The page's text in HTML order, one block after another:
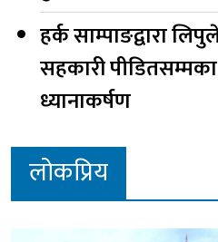
हर्क साम्पाङद्वारा
सहकारी
ध्यानाकर्षण
लोकप्रिय